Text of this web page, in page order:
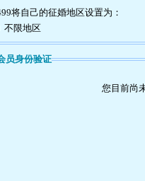
将自己的征婚地区设置为：
不限地区
员身份验证
您目前尚